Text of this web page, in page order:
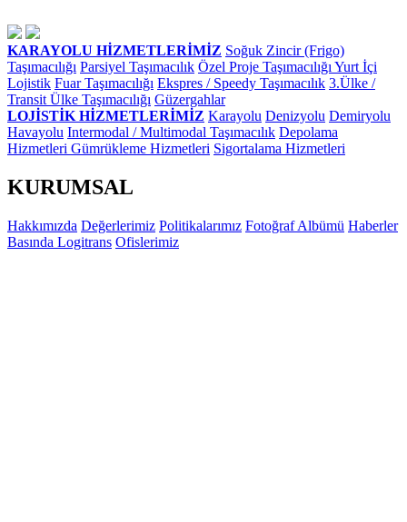
KARAYOLU HİZMETLERİMİZ Soğuk Zincir (Frigo)
Taşımacılığı Parsiyel Taşımacılık Özel Proje Taşımacılığı Yurt İçi
Lojistik Fuar Taşımacılığı Ekspres / Speedy Taşımacılık 3.Ülke /
Transit Ülke Taşımacılığı Güzergahlar
LOJİSTİK HİZMETLERİMİZ Karayolu Denizyolu Demiryolu
Havayolu Intermodal / Multimodal Taşımacılık Depolama
Hizmetleri Gümrükleme Hizmetleri Sigortalama Hizmetleri
KURUMSAL
Hakkımızda Değerlerimiz Politikalarımız Fotoğraf Albümü Haberler
Basında Logitrans Ofislerimiz